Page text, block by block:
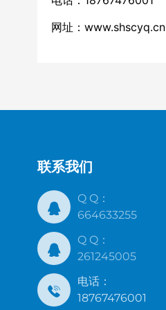
网址： www.shscyq.cn
联系我们
Q Q：
664633255
Q Q：
261245005
电话：
18767476001